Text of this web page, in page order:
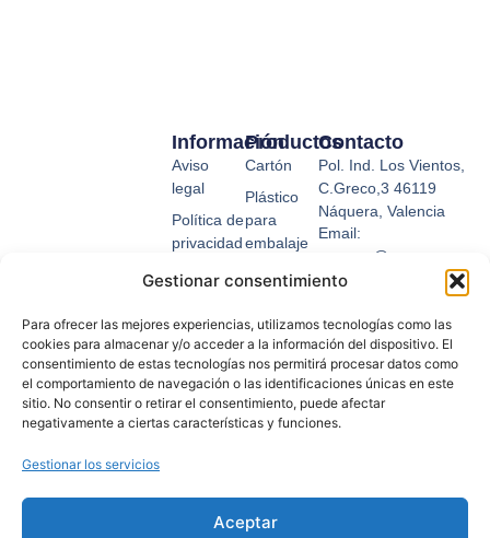
Gestionar consentimiento
Para ofrecer las mejores experiencias, utilizamos tecnologías como las
cookies para almacenar y/o acceder a la información del dispositivo. El
consentimiento de estas tecnologías nos permitirá procesar datos como
el comportamiento de navegación o las identificaciones únicas en este
sitio. No consentir o retirar el consentimiento, puede afectar
negativamente a ciertas características y funciones.
Gestionar los servicios
Aceptar
Productos
Cartón
Plástico
para
embalaje
Fleje
protección
Cinta
adhesiva
Información
Aviso
legal
Política de
privacidad
Condiciones
Política de
cookies
Formas
de pago
nuestro
Contacto
Pol. Ind. Los Vientos,
C.Greco,3 46119
Náquera, Valencia
Email:
suemsa@suemsa.com
Tel: 963 656 360